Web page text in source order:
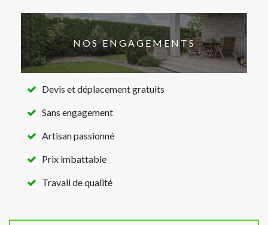
NOS ENGAGEMENTS
Devis et déplacement gratuits
Sans engagement
Artisan passionné
Prix imbattable
Travail de qualité